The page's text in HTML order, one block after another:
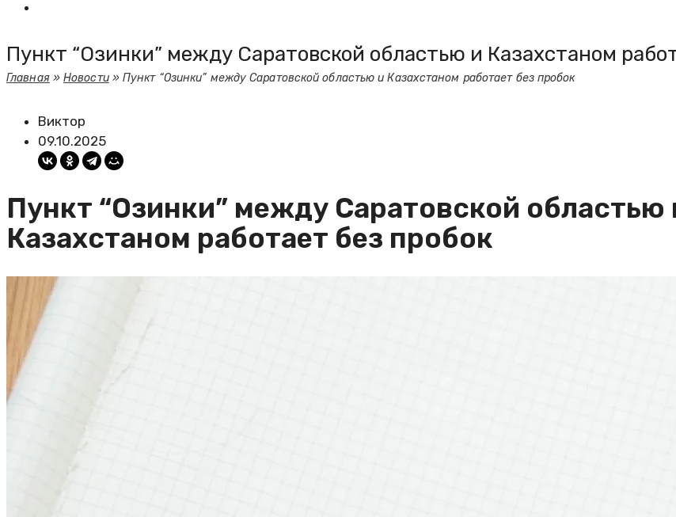
Пункт “Озинки” между Саратовской областью и Казахстаном
Главная»Новости»Пункт “Озинки” между Саратовской областью и Казахстаном работает без пробок
Виктор
09.10.2025
Пункт “Озинки” между Саратовской областью
Казахстаном работает без пробок